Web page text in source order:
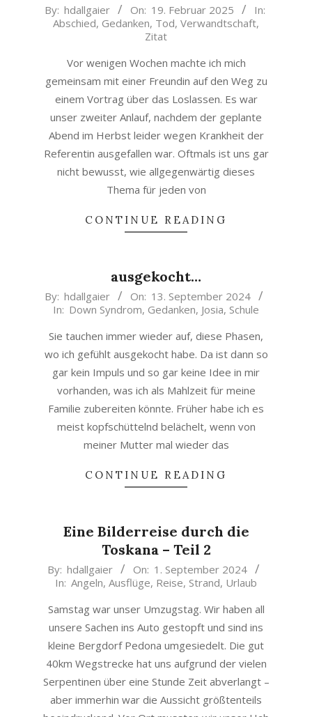
2025-
02-
By: hdallgaier On: 19. Februar 2025
In:
Abschied, Gedanken, Tod, Verwandtschaft,
Zitat
Vor wenigen Wochen machte ich mich
gemeinsam mit einer Freundin auf den Weg zu
einem Vortrag über das Loslassen. Es war
unser zweiter Anlauf, nachdem der geplante
Abend im Herbst leider wegen Krankheit der
Referentin ausgefallen war. Oftmals ist uns gar
nicht bewusst, wie allgegenwärtig dieses
Thema für jeden von
CONTINUE READING
ausgekocht…
2024-
09-
13
By: hdallgaier On: 13. September 2024
In: Down Syndrom, Gedanken, Josia, Schule
Sie tauchen immer wieder auf, diese Phasen,
wo ich gefühlt ausgekocht habe. Da ist dann so
gar kein Impuls und so gar keine Idee in mir
vorhanden, was ich als Mahlzeit für meine
Familie zubereiten könnte. Früher habe ich es
meist kopfschüttelnd belächelt, wenn von
meiner Mutter mal wieder das
CONTINUE READING
Eine Bilderreise durch die
Toskana – Teil 2
2024-
09-
01
By: hdallgaier On: 1. September 2024
In: Angeln, Ausflüge, Reise, Strand, Urlaub
Samstag war unser Umzugstag. Wir haben all
unsere Sachen ins Auto gestopft und sind ins
kleine Bergdorf Pedona umgesiedelt. Die gut
40km Wegstrecke hat uns aufgrund der vielen
Serpentinen über eine Stunde Zeit abverlangt –
aber immerhin war die Aussicht größtenteils